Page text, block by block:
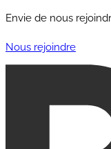
Envie de nous
Nous rejoindre